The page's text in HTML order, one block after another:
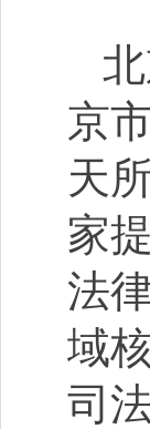
京
天
家
法
域
司